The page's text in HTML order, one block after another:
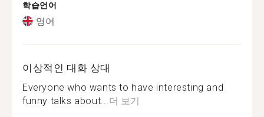
학습언어
영어
이상적인 대화 상대
Everyone who wants to have interesting and
funny talks about... 더 보기